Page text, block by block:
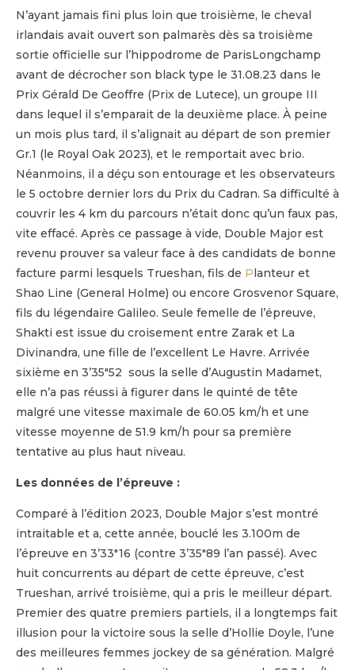
N’ayant jamais fini plus loin que troisième, le cheval
irlandais avait ouvert son palmarès dès sa troisième
sortie officielle sur l’hippodrome de ParisLongchamp
avant de décrocher son black type le 31.08.23 dans le
Prix Gérald De Geoffre (Prix de Lutece), un groupe III
dans lequel il s’emparait de la deuxième place. À peine
un mois plus tard, il s’alignait au départ de son premier
Gr.1 (le Royal Oak 2023), et le remportait avec brio.
Néanmoins, il a déçu son entourage et les observateurs
le 5 octobre dernier lors du Prix du Cadran. Sa difficulté à
couvrir les 4 km du parcours n’était donc qu’un faux pas,
vite effacé. Après ce passage à vide, Double Major est
revenu prouver sa valeur face à des candidats de bonne
facture parmi lesquels Trueshan, fils de Planteur et
Shao Line (General Holme) ou encore Grosvenor Square,
fils du légendaire Galileo. Seule femelle de l’épreuve,
Shakti est issue du croisement entre Zarak et La
Divinandra, une fille de l’excellent Le Havre. Arrivée
sixième en 3’35″52 sous la selle d’Augustin Madamet,
elle n’a pas réussi à figurer dans le quinté de tête
malgré une vitesse maximale de 60.05 km/h et une
vitesse moyenne de 51.9 km/h pour sa première
tentative au plus haut niveau.
Les données de l’épreuve :
Comparé à l’édition 2023, Double Major s’est montré
intraitable et a, cette année, bouclé les 3.100m de
l’épreuve en 3’33″16 (contre 3’35″89 l’an passé). Avec
huit concurrents au départ de cette épreuve, c’est
Trueshan, arrivé troisième, qui a pris le meilleur départ.
Premier des quatre premiers partiels, il a longtemps fait
illusion pour la victoire sous la selle d’Hollie Doyle, l’une
des meilleures femmes jockey de sa génération. Malgré